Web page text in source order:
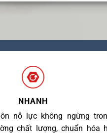
NHANH
nỗ lực không ngừng
chất lượng, chuẩn hóa